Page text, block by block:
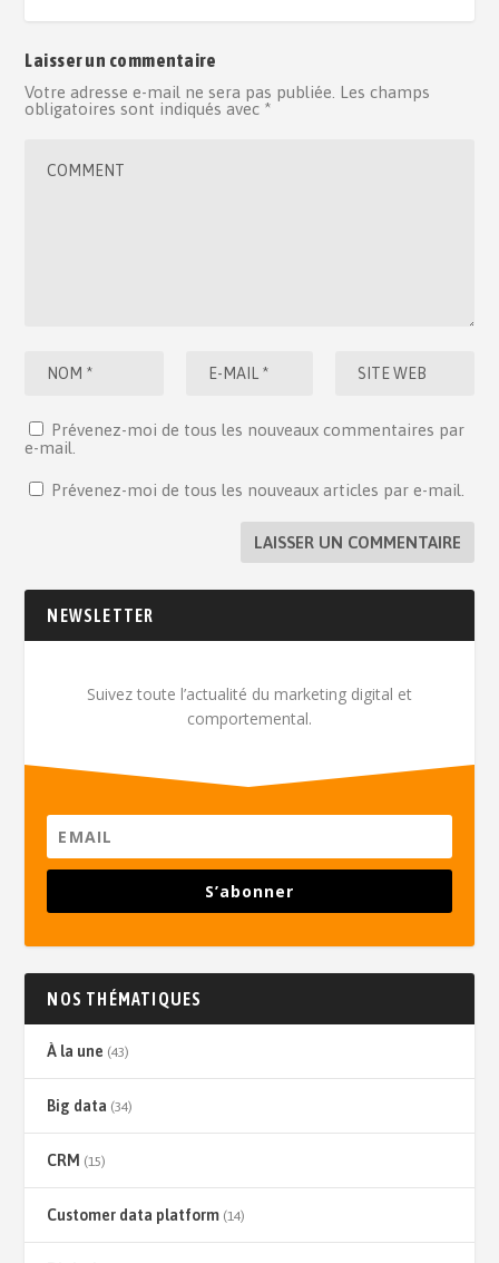
Laisser un commentaire
Votre adresse e-mail ne sera pas publiée. Les champs
obligatoires sont indiqués avec *
Prévenez-moi de tous les nouveaux commentaires par
e-mail.
Prévenez-moi de tous les nouveaux articles par e-mail.
NEWSLETTER
Suivez toute l’actualité du marketing digital et
comportemental.
S’abonner
NOS THÉMATIQUES
À la une (43)
Big data (34)
CRM (15)
Customer data platform (14)